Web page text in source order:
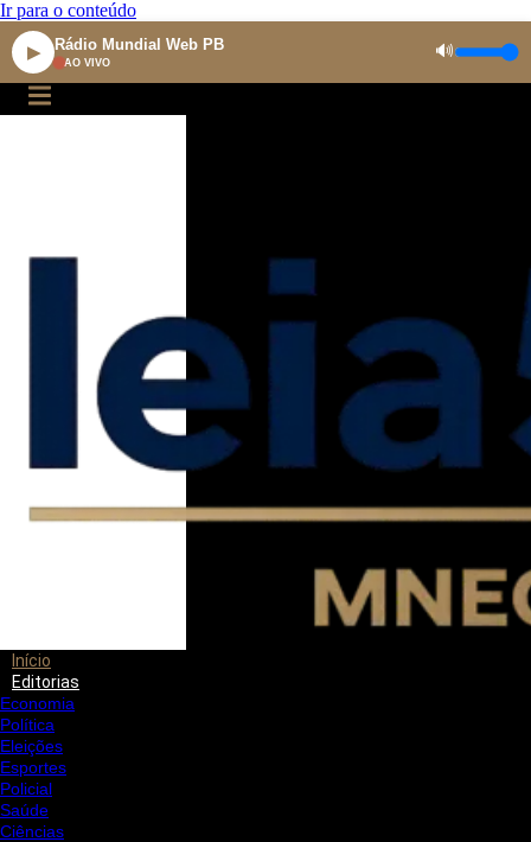
Ir para o conteúdo
▶ Rádio Mundial Web PB
AO VIVO
🔊
Início
Editorias
Economia
Política
Eleições
Esportes
Policial
Saúde
Ciências